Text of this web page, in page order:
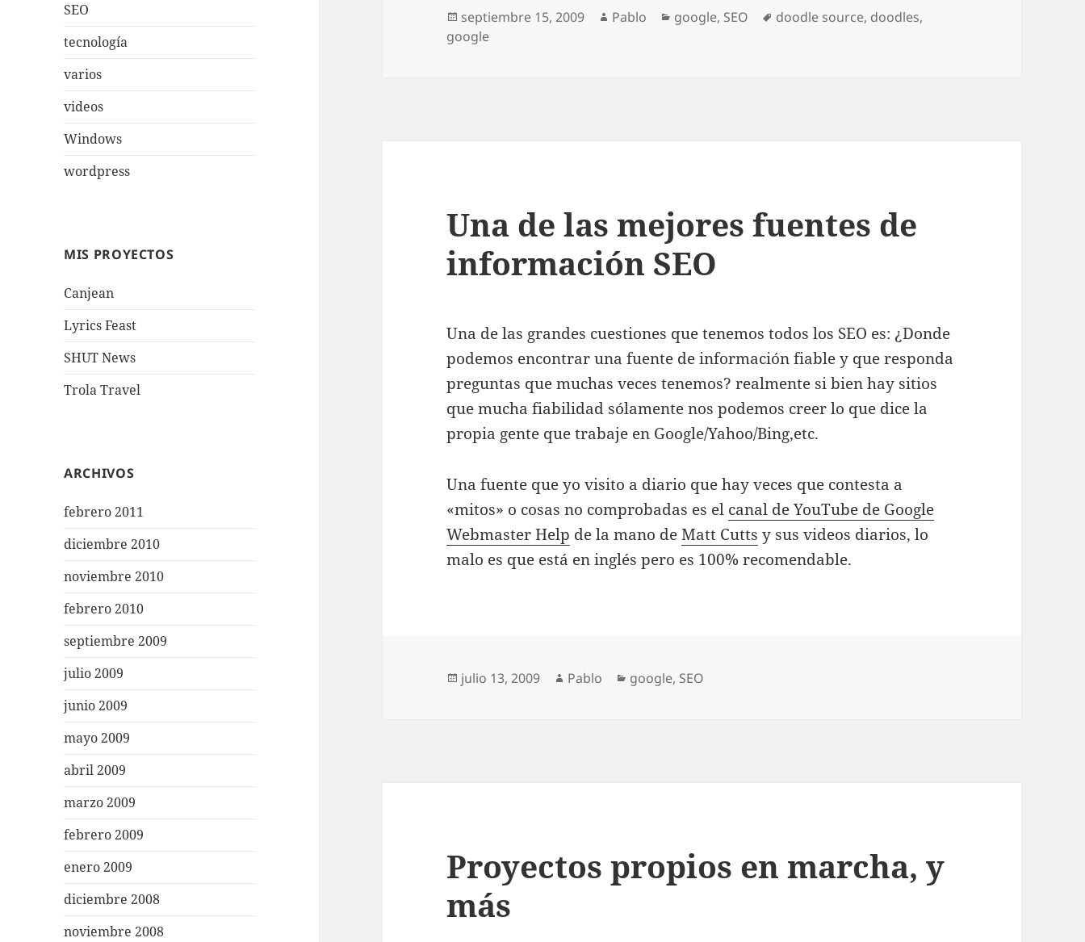
SEO
tecnología
varios
videos
Windows
wordpress
MIS PROYECTOS
Canjean
Lyrics Feast
SHUT News
Trola Travel
ARCHIVOS
febrero 2011
diciembre 2010
noviembre 2010
febrero 2010
septiembre 2009
julio 2009
junio 2009
mayo 2009
abril 2009
marzo 2009
febrero 2009
enero 2009
diciembre 2008
noviembre 2008
Publicado
el
septiembre 15, 2009 Autor
Pablo Categorías
google, SEO Etiquetas
doodle source, doodles,
google
Una de las mejores fuentes de
información SEO
Una de las grandes cuestiones que tenemos todos los SEO es: ¿Donde
podemos encontrar una fuente de información fiable y que responda
preguntas que muchas veces tenemos? realmente si bien hay sitios
que mucha fiabilidad sólamente nos podemos creer lo que dice la
propia gente que trabaje en Google/Yahoo/Bing,etc.
Una fuente que yo visito a diario que hay veces que contesta a
«mitos» o cosas no comprobadas es el canal de YouTube de Google
Webmaster Help de la mano deMatt Cutts y sus videos diarios, lo
malo es que está en inglés pero es 100% recomendable.
Publicado
julio 13, 2009 Autor
Pablo Categorías
google, SEO
Proyectos propios en marcha, y
más